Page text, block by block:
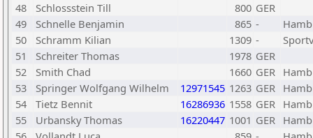
48
Schlossstein Till 800 GER
49
Schnelle Benjamin 865 -
50
Schramm Kilian 1309 -
51
Schreiter Thomas 1978 GER
52
Smith Chad 1660 GER
53
Springer Wolfgang Wilhelm 12971545 1263 GER
54
Tietz Bennit 16286936 1558 GER
55
Urbansky Thomas 16220447 1001 GER